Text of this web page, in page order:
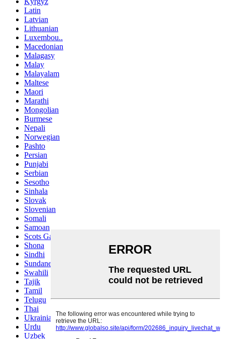
Latin
Latvian
Lithuanian
Luxembou..
Macedonian
Malagasy
Malay
Malayalam
Maltese
Maori
Marathi
Mongolian
Burmese
Nepali
Norwegian
Pashto
Persian
Punjabi
Serbian
Sesotho
Sinhala
Slovak
Slovenian
Somali
Samoan
Scots Gaelic
Shona
Sindhi
Sundanese
Swahili
Tajik
Tamil
Telugu
Thai
Ukrainian
Urdu
Uzbek